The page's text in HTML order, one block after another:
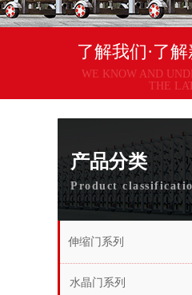
WE KNOW AND
THE LATEST
了解我们·了解
水晶门系列
伸缩门系列
伸缩门系列
产品分类
Product